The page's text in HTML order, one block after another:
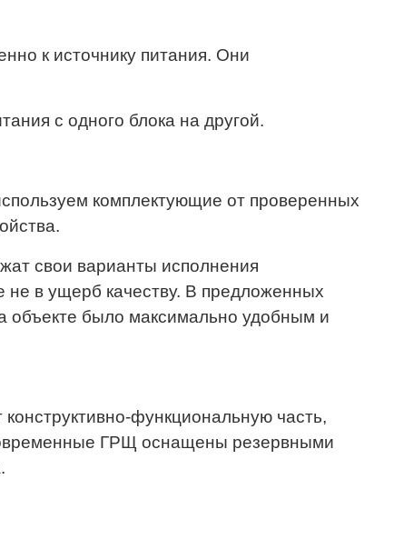
к источнику питания. Они
с одного блока на другой.
комплектующие от проверенных
свои варианты исполнения
не в ущерб качеству. В предложенных
объекте было максимально удобным и
функциональную часть,
ГРЩ оснащены резервными